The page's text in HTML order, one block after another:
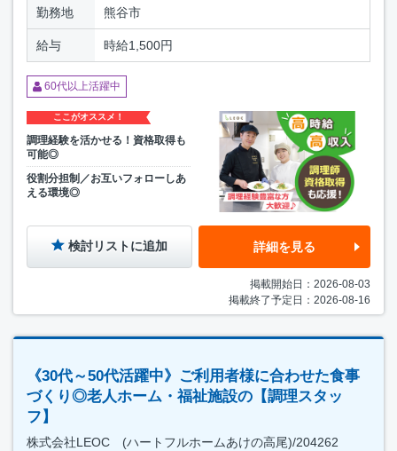
勤務地 熊谷市
給与 時給1,500円
60代以上活躍中
ここがオススメ！
調理経験を活かせる！資格取得も
可能◎
役割分担制／お互いフォローしあ
える環境◎
検討リストに追加 詳細を見る
掲載開始日：2026-08-03
掲載終了予定日：2026-08-16
《30代～50代活躍中》ご利用者様に合わせた食事
づくり◎老人ホーム・福祉施設の【調理スタッ
フ】
株式会社LEOC (ハートフルホームあけの高尾)/204262